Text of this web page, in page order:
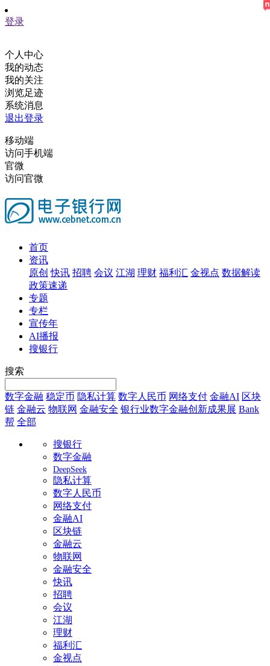
登录
个人中心
我的动态
我的关注
浏览足迹
系统消息
退出登录
移动端
访问手机端
官微
访问官微
首页
资讯
原创 快讯 招聘 会议 江湖 理财 福利汇 金视点 数据解读
政策速递
专题
专栏
宣传年
AI播报
搜银行
搜索
数字金融 稳定币 隐私计算 数字人民币 网络支付 金融AI 区块
链 金融云 物联网 金融安全 银行业数字金融创新成果展 Bank
帮 全部
搜银行
数字金融
DeepSeek
隐私计算
数字人民币
网络支付
金融AI
区块链
金融云
物联网
金融安全
快讯
招聘
会议
江湖
理财
福利汇
金视点